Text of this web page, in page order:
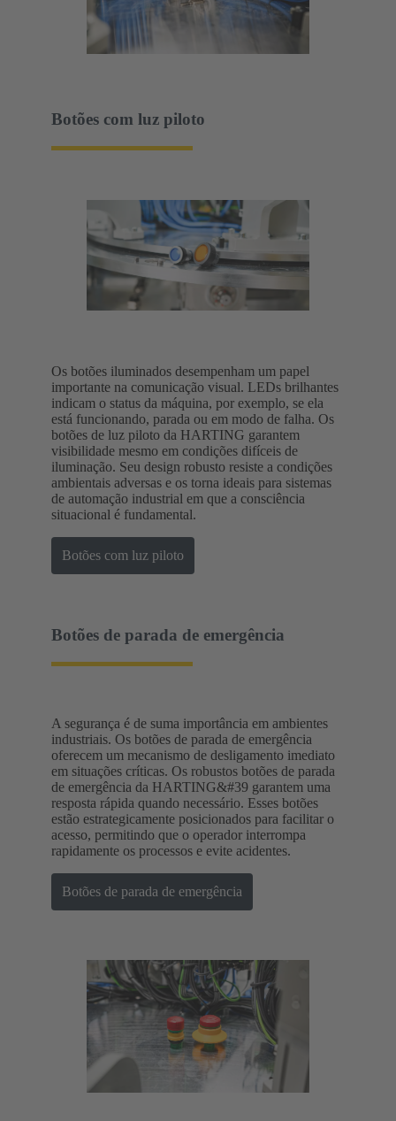
Botões com luz piloto
Os botões iluminados desempenham um papel
importante na comunicação visual. LEDs brilhantes
indicam o status da máquina, por exemplo, se ela
está funcionando, parada ou em modo de falha. Os
botões de luz piloto da HARTING garantem
visibilidade mesmo em condições difíceis de
iluminação. Seu design robusto resiste a condições
ambientais adversas e os torna ideais para sistemas
de automação industrial em que a consciência
situacional é fundamental.
Botões com luz piloto
Botões de parada de emergência
A segurança é de suma importância em ambientes
industriais. Os botões de parada de emergência
oferecem um mecanismo de desligamento imediato
em situações críticas. Os robustos botões de parada
de emergência da HARTING&#39 garantem uma
resposta rápida quando necessário. Esses botões
estão estrategicamente posicionados para facilitar o
acesso, permitindo que o operador interrompa
rapidamente os processos e evite acidentes.
Botões de parada de emergência